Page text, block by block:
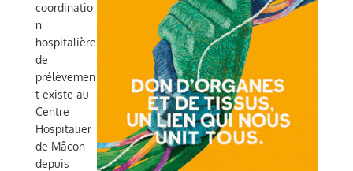
coordinatio
n
hospitalière
de
prélèvemen
t existe au
Centre
Hospitalier
de Mâcon
depuis